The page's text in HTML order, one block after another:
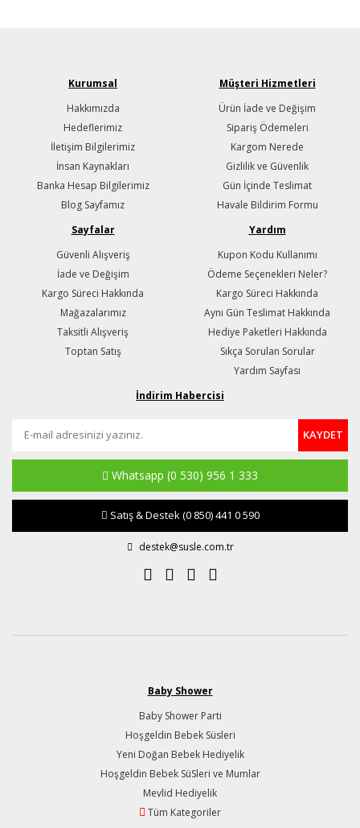
Kurumsal
Hakkımızda
Hedeflerimiz
İletişim Bilgilerimiz
İnsan Kaynakları
Banka Hesap Bilgilerimiz
Blog Sayfamız
Müşteri Hizmetleri
Ürün İade ve Değişim
Sipariş Ödemeleri
Kargom Nerede
Gizlilik ve Güvenlik
Gün İçinde Teslimat
Havale Bildirim Formu
Sayfalar
Güvenli Alışveriş
İade ve Değişim
Kargo Süreci Hakkında
Mağazalarımız
Taksitli Alışveriş
Toptan Satış
Yardım
Kupon Kodu Kullanımı
Ödeme Seçenekleri Neler?
Kargo Süreci Hakkında
Aynı Gün Teslimat Hakkında
Hediye Paketleri Hakkında
Sıkça Sorulan Sorular
Yardım Sayfası
İndirim Habercisi
KAYDET
Whatsapp (0 530) 956 1 333
Satış & Destek(0 850) 441 0 590
destek@susle.com.tr
Baby Shower
Baby Shower Parti
Hoşgeldin Bebek Süsleri
Yeni Doğan Bebek Hediyelik
Hoşgeldin Bebek SüSleri ve Mumlar
Mevlid Hediyelik
Tüm Kategoriler